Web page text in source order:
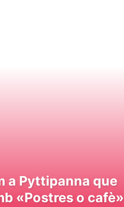
a Pyttipanna que
«Postres o cafè»